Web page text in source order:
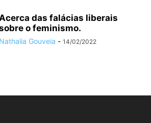
das falácias liberais
o feminismo.
Nathalia Gouveia - 14/02/2022